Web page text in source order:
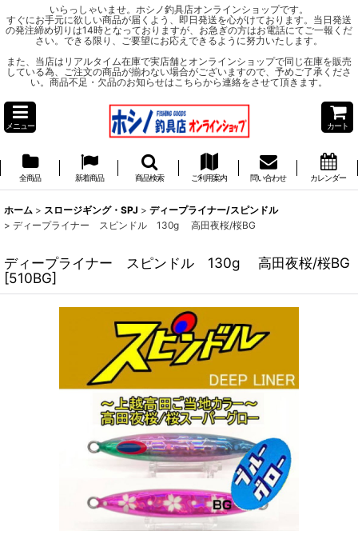
いらっしゃいませ。ホシノ釣具店オンラインショップです。
すぐにお手元に欲しい商品が届くよう、即日発送を心がけております。当日発送
の発注締め切りは14時となっておりますが、お急ぎの方はお電話にてご一報くだ
さい。できる限り、ご要望にお応えできるように努力いたします。
また、当店はリアルタイム在庫で実店舗とオンラインショップで同じ在庫を販売
している為、ご注文の商品が揃わない場合がございますので、予めご了承くださ
い。商品不足・欠品のお知らせはこちらから連絡をさせて頂きます。
メニュー カート
全商品 新着商品 商品検索 ご利用案内 問い合わせ カレンダー
ホーム > スロージギング・SPJ > ディープライナー/スピンドル
> ディープライナー スピンドル 130g 高田夜桜/桜BG
ディープライナー スピンドル 130g 高田夜桜/桜BG
[510BG]